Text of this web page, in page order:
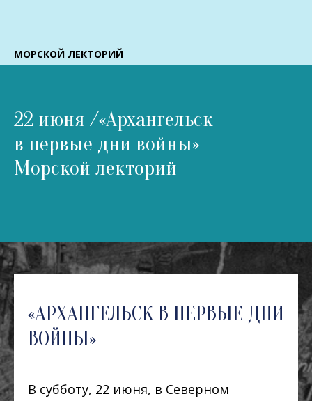
МОРСКОЙ ЛЕКТОРИЙ
22 июня /«Архангельск
в первые дни войны»
Морской лекторий
«АРХАНГЕЛЬСК В ПЕРВЫЕ ДНИ
ВОЙНЫ»
В субботу, 22 июня, в Северном